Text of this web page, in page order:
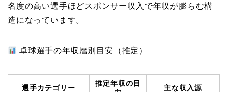
名度の高い選手ほどスポンサー収入で年収が膨らむ構
造になっています。
卓球選手の年収層別目安（推定）
選手カテゴリー
推定年収の目
主な収入源